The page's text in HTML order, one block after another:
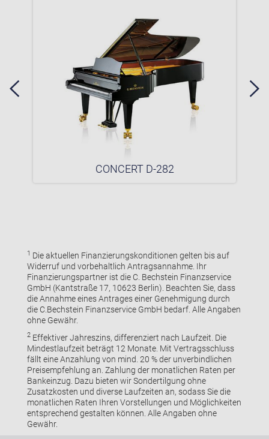
CONCERT D-282
1 Die aktuellen Finanzierungskonditionen gelten bis auf
Widerruf und vorbehaltlich Antragsannahme. Ihr
Finanzierungspartner ist die C. Bechstein Finanzservice
GmbH (Kantstraße 17, 10623 Berlin). Beachten Sie, dass
die Annahme eines Antrages einer Genehmigung durch
die C.Bechstein Finanzservice GmbH bedarf. Alle Angaben
ohne Gewähr.
2Effektiver Jahreszins, differenziert nach Laufzeit. Die
Mindestlaufzeit beträgt 12 Monate. Mit Vertragsschluss
fällt eine Anzahlung von mind. 20 % der unverbindlichen
Preisempfehlung an. Zahlung der monatlichen Raten per
Bankeinzug. Dazu bieten wir Sondertilgung ohne
Zusatzkosten und diverse Laufzeiten an, sodass Sie die
monatlichen Raten Ihren Vorstellungen und Möglichkeiten
entsprechend gestalten können. Alle Angaben ohne
Gewähr.